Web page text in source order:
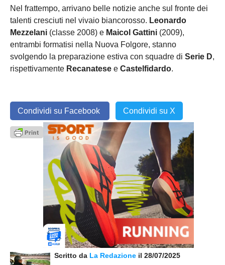
Nel frattempo, arrivano belle notizie anche sul fronte dei
talenti cresciuti nel vivaio biancorosso. Leonardo
Mezzelani (classe 2008) e Maicol Gattini (2009),
entrambi formatisi nella Nuova Folgore, stanno
svolgendo la preparazione estiva con squadre di Serie D,
rispettivamente Recanatese e Castelfidardo.
Condividi su Facebook Condividi su X
Scritto da La Redazione il 28/07/2025